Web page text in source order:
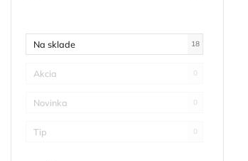
Na sklade 18
Akcia 0
Novinka 0
Tip 0